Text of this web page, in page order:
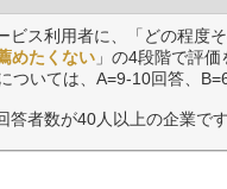
ビス利用者に、「どの程度
めたくない 」の4段階で評
ついては、A=9-10回答、
答者数が40人以上の企業です